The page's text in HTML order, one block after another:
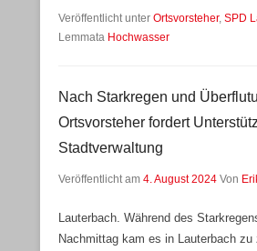
Veröffentlicht unter Ortsvorsteher, SPD
Lemmata Hochwasser
Nach Starkregen und
Ortsvorsteher fordert
Stadtverwaltung
Veröffentlicht am 4. August 2024 Von
Lauterbach. Während des
Nachmittag kam es in Lauterbach zu